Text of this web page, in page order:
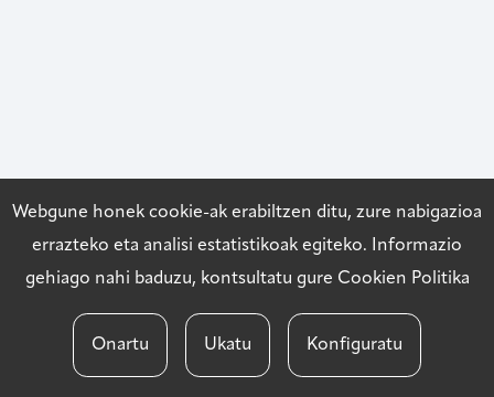
Webgune honek cookie-ak erabiltzen ditu, zure nabigazioa
errazteko eta analisi estatistikoak egiteko. Informazio
gehiago nahi baduzu, kontsultatu gure Cookien Politika
Onartu Ukatu Konfiguratu